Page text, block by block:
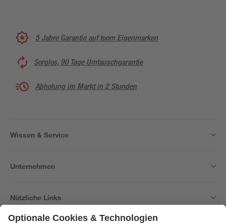
5 Jahre Garantie auf toom Eigenmarken
Sorglos, 90 Tage Umtauschgarantie
Abholung im Markt in 2 Stunden
Wissen & Service
Unternehmen
Nützliche Links